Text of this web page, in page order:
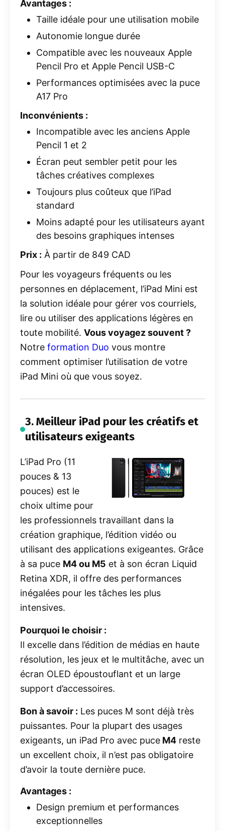
Avantages :
Taille idéale pour une utilisation mobile
Autonomie longue durée
Compatible avec les nouveaux Apple
Pencil Pro et Apple Pencil USB-C
Performances optimisées avec la puce
A17 Pro
Inconvénients :
Incompatible avec les anciens Apple
Pencil 1 et 2
Écran peut sembler petit pour les
tâches créatives complexes
Toujours plus coûteux que l’iPad
standard
Moins adapté pour les utilisateurs ayant
des besoins graphiques intenses
Prix : À partir de 849 CAD
Pour les voyageurs fréquents ou les
personnes en déplacement, l’iPad Mini est
la solution idéale pour gérer vos courriels,
lire ou utiliser des applications légères en
toute mobilité. Vous voyagez souvent ?
Notre formation Duo vous montre
comment optimiser l’utilisation de votre
iPad Mini où que vous soyez.
3. Meilleur iPad pour les créatifs et
utilisateurs exigeants
L’iPad Pro (11
pouces & 13
pouces) est le
choix ultime pour
les professionnels travaillant dans la
création graphique, l’édition vidéo ou
utilisant des applications exigeantes. Grâce
à sa puce M4 ou M5 et à son écran Liquid
Retina XDR, il offre des performances
inégalées pour les tâches les plus
intensives.
Pourquoi le choisir :
Il excelle dans l’édition de médias en haute
résolution, les jeux et le multitâche, avec un
écran OLED époustouflant et un large
support d’accessoires.
Bon à savoir : Les puces M sont déjà très
puissantes. Pour la plupart des usages
exigeants, un iPad Pro avec puce M4 reste
un excellent choix, il n’est pas obligatoire
d’avoir la toute dernière puce.
Avantages :
Design premium et performances
exceptionnelles